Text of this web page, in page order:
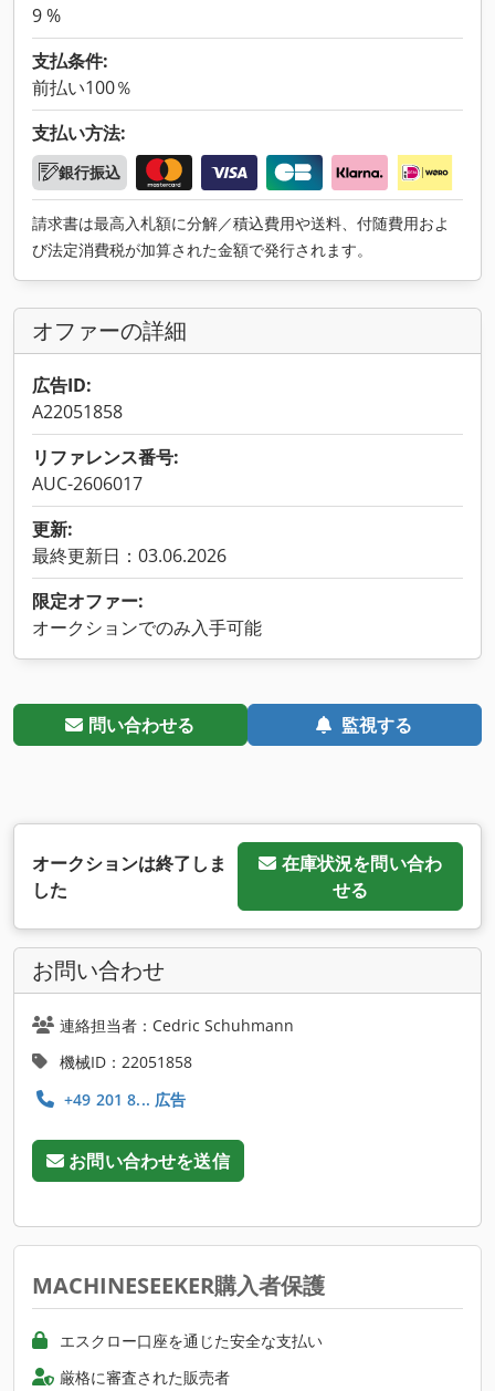
9 %
支払条件:
前払い100％
支払い方法:
銀行振込
請求書は最高入札額に分解／積込費用や送料、付随費用およ
び法定消費税が加算された金額で発行されます。
オファーの詳細
広告ID:
A22051858
リファレンス番号:
AUC-2606017
更新:
最終更新日：03.06.2026
限定オファー:
オークションでのみ入手可能
問い合わせる 監視する
オークションは終了しま
した
在庫状況を問い合わ
せる
お問い合わせ
連絡担当者：Cedric Schuhmann
機械ID：22051858
+49 201 8... 広告
お問い合わせを送信
MACHINESEEKER購入者保護
エスクロー口座を通じた安全な支払い
厳格に審査された販売者